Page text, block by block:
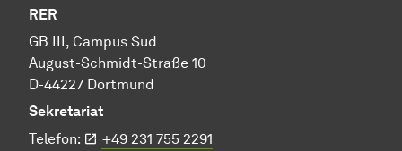
RER
GB III, Campus Süd
August-Schmidt-Straße 10
D-44227 Dortmund
Sekretariat
Telefon:
+49 231 755 2291